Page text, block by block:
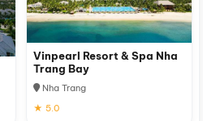
Vinpearl Resort & Spa Nha
Trang Bay
Nha Trang
★ 5.0